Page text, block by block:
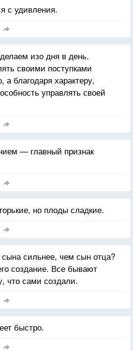
с удивления.
изо дня в день.
своими поступками
а благодаря характеру,
управлять своей
— главный признак
но плоды сладкие.
сильнее, чем сын отца?
создание. Все бывают
что сами создали.
быстро.